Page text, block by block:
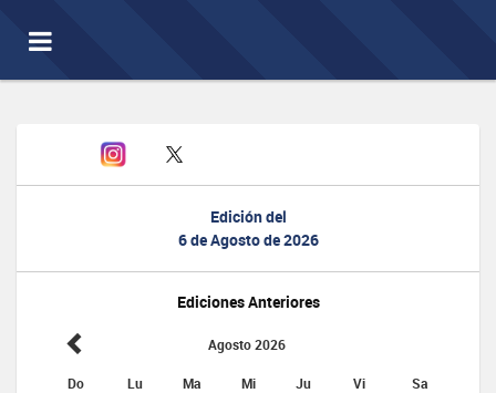
Toggle
navigation
Edición del
6 de Agosto de 2026
Ediciones Anteriores
Agosto 2026
Do Lu Ma Mi Ju Vi Sa